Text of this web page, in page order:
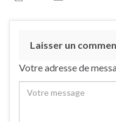
Laisser un
Votre adresse de